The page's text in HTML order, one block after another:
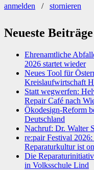
anmelden / stornieren
Neueste Beiträge
Ehrenamtliche
2026 startet wieder
Neues Tool für
Kreislaufwirtschaft
Statt wegwerfen:
Repair Café nach
Ökodesign-Reform
Deutschland
Nachruf: Dr. Walter
re:pair Festival
Reparaturkultur ist
Die
in Volksschule Lind